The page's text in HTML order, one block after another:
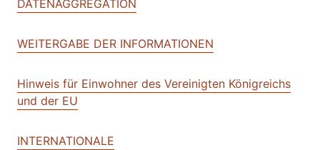
DATENAGGREGATION
WEITERGABE DER INFORMATIONEN
Hinweis für Einwohner des Vereinigten Königreichs
und der EU
INTERNATIONALE